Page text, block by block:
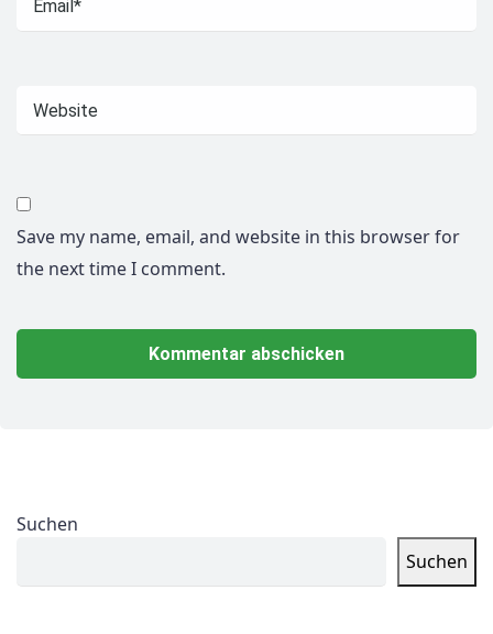
Save my name, email, and website in this browser for
the next time I comment.
Suchen
Suchen